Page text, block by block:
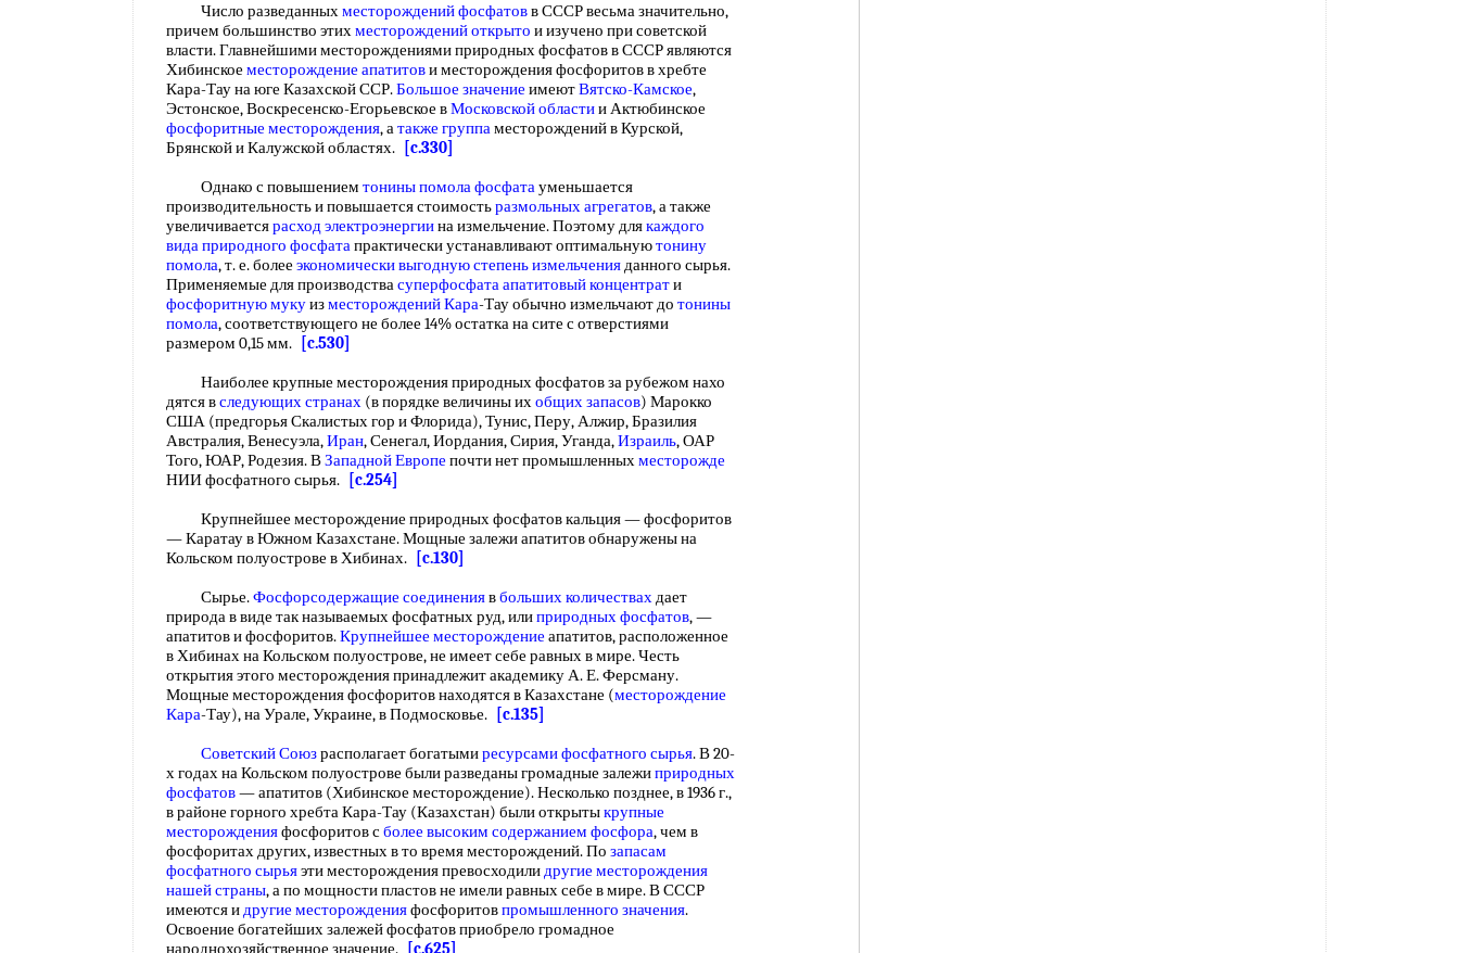
Число разведанныхместорождений фосфатовв СССР весьма значительно,
причем большинство этихместорождений открыто и изучено при советской
власти. Главнейшими месторождениями природных фосфатов в СССР являются
Хибинское месторождение апатитови месторождения фосфоритов в хребте
Кара-Тау на юге Казахской ССР.Большое значение имеютВятско-Камское,
Эстонское, Воскресенско-Егорьевское вМосковской областии Актюбинское
фосфоритные месторождения, атакже группаместорождений в Курской,
Брянской и Калужской областях.
[c.330]
Однако с повышением тонины помола фосфатауменьшается
производительность и повышается стоимостьразмольных агрегатов, а также
увеличиваетсярасход электроэнергиина измельчение. Поэтому длякаждого
видаприродного фосфатапрактически устанавливают оптимальнуютонину
помола, т. е. более экономически выгоднуюстепень измельченияданного сырья.
Применяемые для производствасуперфосфата апатитовый концентрати
фосфоритную мукуизместорождений Кара-Тау обычно измельчают до тонины
помола, соответствующего не более 14% остатка на сите с отверстиями
размером 0,15 мм.
[c.530]
Наиболее крупные месторождения природных фосфатов за рубежом нахо
дятся вследующих странах (в порядке величины ихобщих запасов) Марокко
США (предгорья Скалистых гор и Флорида), Тунис, Перу, Алжир, Бразилия
Австралия, Венесуэла,Иран, Сенегал, Иордания, Сирия, Уганда,Израиль, ОАР
Того, ЮАР, Родезия. ВЗападной Европе почти нет промышленныхместорожде
НИИ фосфатного сырья.
[c.254]
Крупнейшее месторождение природных фосфатов кальция — фосфоритов
— Каратау в Южном Казахстане. Мощные залежи апатитов обнаружены на
Кольском полуострове в Хибинах.
[c.130]
Сырье.Фосфорсодержащие соединениявбольших количествахдает
природа в виде так называемых фосфатных руд, илиприродных фосфатов, —
апатитов и фосфоритов.Крупнейшее месторождение апатитов, расположенное
в Хибинах на Кольском полуострове, не имеет себе равных в мире. Честь
открытия этого месторождения принадлежит академику А. Е. Ферсману.
Мощные месторождения фосфоритов находятся в Казахстане (месторождение
Кара-Тау), на Урале, Украине, в Подмосковье.
[c.135]
Советский Союзрасполагает богатымиресурсами фосфатного сырья. В 20-
х годах на Кольском полуострове были разведаны громадные залежиприродных
фосфатов— апатитов (Хибинское месторождение). Несколько позднее, в 1936 г.,
в районе горного хребта Кара-Тау (Казахстан) были открытыкрупные
месторожденияфосфоритов сболее высоким содержанием фосфора, чем в
фосфоритах других, известных в то время месторождений. По запасам
фосфатного сырьяэти месторождения превосходилидругие месторождения
нашей страны, а по мощности пластов не имели равных себе в мире. В СССР
имеются идругие месторожденияфосфоритовпромышленного значения.
Освоение богатейших залежей фосфатов приобрело громадное
народнохозяйственное значение.
[c.625]